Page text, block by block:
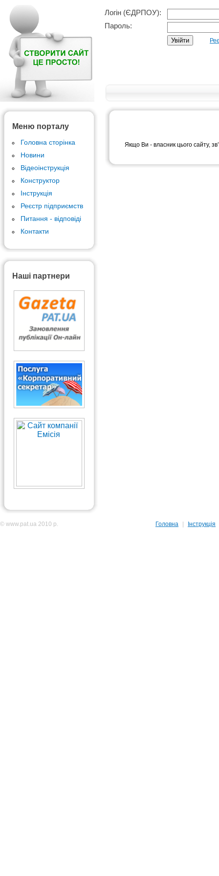
Логін (ЄДРПОУ):
Пароль:
Меню порталу
Головна сторінка
Новини
Відеоінструкція
Конструктор
Інструкція
Реєстр підприємств
Питання - відповіді
Контакти
Наші партнери
Якщо Ви - власник цього сайту,
© www.pat.ua 2010 р. Головна Інструкція